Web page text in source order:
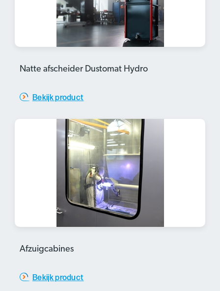
Natte afscheider Dustomat Hydro
Bekijk product
Afzuigcabines
Bekijk product